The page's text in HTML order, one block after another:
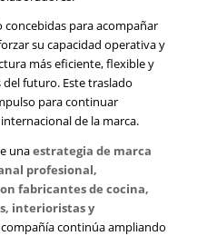
concebidas para acompañar
su capacidad operativa y
más eficiente, flexible y
futuro. Este traslado
para continuar
de la marca.
unaestrategia de marca
profesional,
fabricantes de cocina,
interioristas y
continúa ampliando